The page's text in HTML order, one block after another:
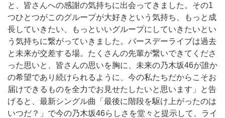
と、皆さんへの感謝の気持ちに出会ってきました。その1
つひとつがこのグループが大好きという気持ち、もっと成
長していきたい、もっといいグループにしていきたいとい
う気持ちに繋がっていきました。バースデーライブは過去
と未来が交差する場。たくさんの先輩が繋いできてくださ
った思いと、皆さんの思いを胸に、未来の乃木坂46が誰か
の希望であり続けられるように、今の私たちだからこそお
届けできるものを全力でお見せたしたいと思います」と告
げると、最新シングル曲「最後に階段を駆け上がったのは
いつだ？」で今の乃木坂46らしさを堂々と提示して、ライ